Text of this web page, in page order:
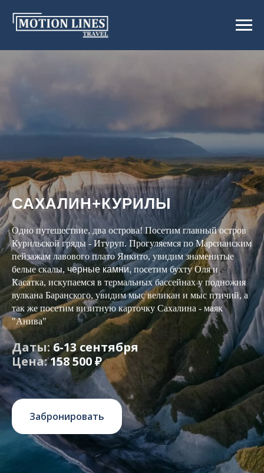
САХАЛИН+КУРИЛЫ
Одно путешествие, два острова! Посетим главный остров
Курильской гряды - Итуруп. Прогуляемся по Марсианским
пейзажам лавового плато Янкито, увидим знаменитые
белые скалы, черные камни, посетим бухту Оля и
Касатка, искупаемся в термальных бассейнах у подножия
вулкана Баранского, увидим мыс великан и мыс птичий, а
так же посетим визитную карточку Сахалина - маяк
"Анива"
Даты:6-13 сентября
Цена:158 500 ₽
Забронировать